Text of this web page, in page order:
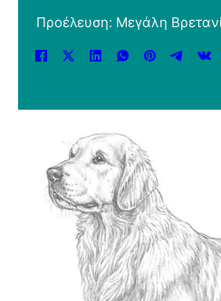
Προέλευση: Μεγάλη